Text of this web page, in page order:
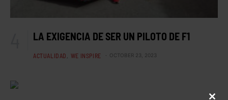
LA EXIGENCIA DE SER UN PILOTO DE F1
ACTUALIDAD WE INSPIRE OCTOBER 23, 2023